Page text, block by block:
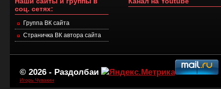
соц. сетях:
Группа ВК сайта
Страничка ВК автора сайта
© 2026 - Раздолбаи
Игорь Чувакин